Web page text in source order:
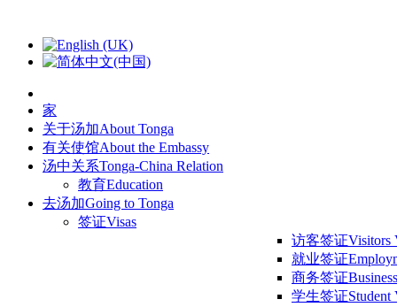
家
关于汤加About Tonga
有关使馆About the Embassy
汤中关系Tonga-China Relation
教育Education
去汤加Going to Tonga
签证Visas
访客签证Visitors
就业签证
商务签证
学生签证Student